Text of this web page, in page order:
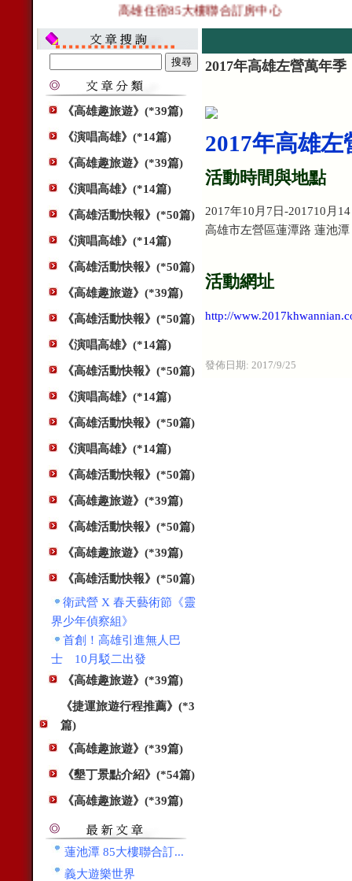
高雄住宿85大樓聯合訂房中心
《高雄趣旅遊》(*39篇)
《演唱高雄》(*14篇)
《高雄趣旅遊》(*39篇)
《演唱高雄》(*14篇)
《高雄活動快報》(*50篇)
《演唱高雄》(*14篇)
《高雄活動快報》(*50篇)
《高雄趣旅遊》(*39篇)
《高雄活動快報》(*50篇)
《演唱高雄》(*14篇)
《高雄活動快報》(*50篇)
《演唱高雄》(*14篇)
《高雄活動快報》(*50篇)
《演唱高雄》(*14篇)
《高雄活動快報》(*50篇)
《高雄趣旅遊》(*39篇)
《高雄活動快報》(*50篇)
《高雄趣旅遊》(*39篇)
《高雄活動快報》(*50篇)
衛武營 X 春天藝術節《靈
界少年偵察組》
首創！高雄引進無人巴
士 10月駁二出發
《高雄趣旅遊》(*39篇)
《捷運旅遊行程推薦》(*3
篇)
《高雄趣旅遊》(*39篇)
《墾丁景點介紹》(*54篇)
《高雄趣旅遊》(*39篇)
蓮池潭 85大樓聯合訂...
義大遊樂世界
2017年高雄左營萬年季
2017年高雄左
活動時間與地點
2017年10月7日-201710月
高雄市左營區蓮潭路 蓮池潭
活動網址
http://
發佈日期: 2017/9/25